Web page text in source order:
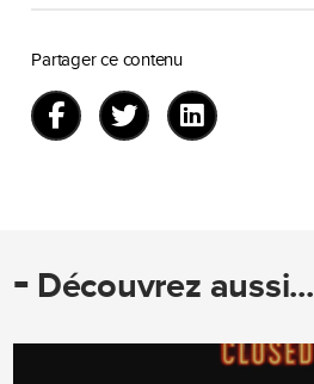
Partager ce contenu
- Découvrez aussi...